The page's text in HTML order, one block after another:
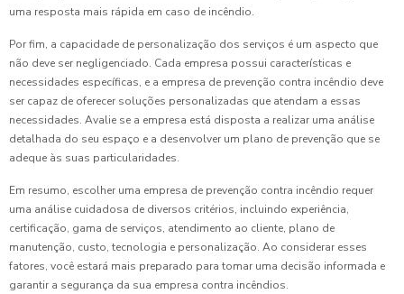
uma resposta mais rápida em caso de incêndio.
Por fim, a capacidade de personalização dos serviços é um aspecto que
não deve ser negligenciado. Cada empresa possui características e
necessidades específicas, e a empresa de prevenção contra incêndio deve
ser capaz de oferecer soluções personalizadas que atendam a essas
necessidades. Avalie se a empresa está disposta a realizar uma análise
detalhada do seu espaço e a desenvolver um plano de prevenção que se
adeque às suas particularidades.
Em resumo, escolher uma empresa de prevenção contra incêndio requer
uma análise cuidadosa de diversos critérios, incluindo experiência,
certificação, gama de serviços, atendimento ao cliente, plano de
manutenção, custo, tecnologia e personalização. Ao considerar esses
fatores, você estará mais preparado para tomar uma decisão informada e
garantir a segurança da sua empresa contra incêndios.